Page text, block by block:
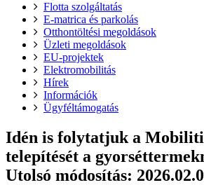
Flotta szolgáltatás
E-matrica és parkolás
Otthontöltési megoldások
Üzleti megoldások
EU-projektek
Elektromobilitás
Hírek
Információk
Ügyféltámogatás
Idén is folytatjuk a
telepítését a
Utolsó módosítás: